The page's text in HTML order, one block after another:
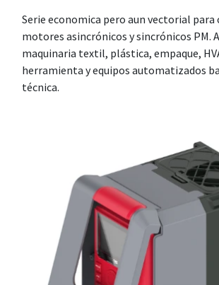
Serie economica pero aun vectorial
motores asincrónicos y sincrónicos PM.
maquinaria textil, plástica, empaque,
herramienta y equipos automatizados
técnica.